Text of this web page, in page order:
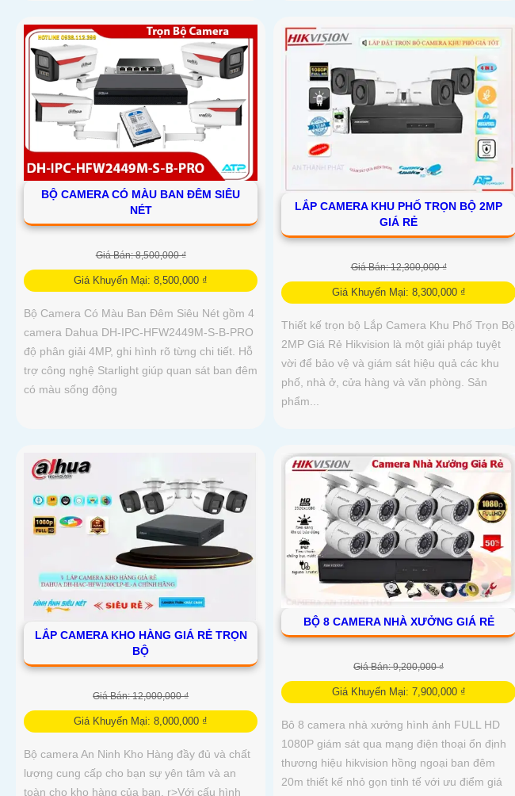
BỘ CAMERA CÓ MÀU BAN ĐÊM SIÊU
NÉT
Giá Bán: 8,500,000 ₫
Giá Khuyến Mại: 8,500,000 ₫
Bộ Camera Có Màu Ban Đêm Siêu Nét gồm 4
camera Dahua DH-IPC-HFW2449M-S-B-PRO
độ phân giải 4MP, ghi hình rõ từng chi tiết. Hỗ
trợ công nghệ Starlight giúp quan sát ban đêm
có màu sống động
LẮP CAMERA KHU PHỐ TRỌN BỘ 2MP
GIÁ RẺ
Giá Bán: 12,300,000 ₫
Giá Khuyến Mại: 8,300,000 ₫
Thiết kế trọn bộ Lắp Camera Khu Phố Trọn Bộ
2MP Giá Rẻ Hikvision là một giải pháp tuyệt
vời để bảo vệ và giám sát hiệu quả các khu
phố, nhà ở, cửa hàng và văn phòng. Sản
phẩm...
LẮP CAMERA KHO HÀNG GIÁ RẺ TRỌN
BỘ
Giá Bán: 12,000,000 ₫
Giá Khuyến Mại: 8,000,000 ₫
Bộ camera An Ninh Kho Hàng đầy đủ và chất
lượng cung cấp cho bạn sự yên tâm và an
toàn cho kho hàng của bạn. r>Với cấu hình
BỘ 8 CAMERA NHÀ XƯỞNG GIÁ RẺ
Giá Bán: 9,200,000 ₫
Giá Khuyến Mại: 7,900,000 ₫
Bô 8 camera nhà xưởng hình ảnh FULL HD
1080P giám sát qua mạng điện thoại ổn định
thương hiệu hikvision hồng ngoại ban đêm
20m thiết kế nhỏ gọn tinh tế với ưu điểm giá